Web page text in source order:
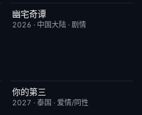
完结
幽宅奇谭
2026 · 中国大陆 · 剧情
更新至第02集
你的第三
2027 · 泰国 · 爱情/同性